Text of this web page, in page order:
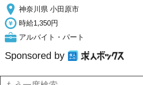
神奈川県 小田原市
時給1,350円
アルバイト・パート
Sponsored by